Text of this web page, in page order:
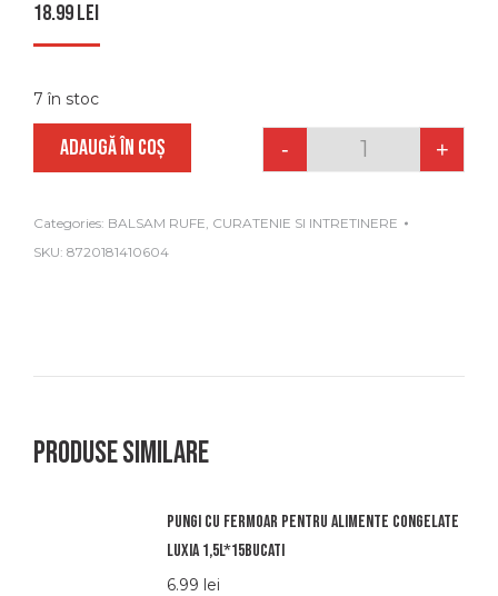
18.99lei
7 în stoc
Quantity
- +
ADAUGĂ ÎN COȘ
Categories: BALSAM RUFE, CURATENIE SI INTRETINERE
SKU: 8720181410604
Produse similare
Pungi cu fermoar pentru alimente congelate
luxia 1,5l*15bucati
6.99 lei